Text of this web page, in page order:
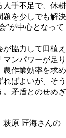
人手不足で、休耕
題を少しでも解決
”が中心となって
協力して田植え
ンパワーが足り
農作業効率を求め
ばよいが、そう
。矛盾とのせめぎ
原 匠海さんの